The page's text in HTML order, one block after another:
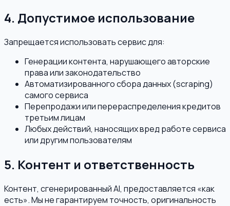
4. Допустимое использование
Запрещается использовать сервис для:
Генерации контента, нарушающего авторские
права или законодательство
Автоматизированного сбора данных (scraping)
самого сервиса
Перепродажи или перераспределения кредитов
третьим лицам
Любых действий, наносящих вред работе сервиса
или другим пользователям
5. Контент и ответственность
Контент, сгенерированный AI, предоставляется «как
есть». Мы не гарантируем точность, оригинальность